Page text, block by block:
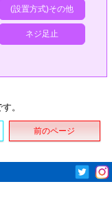
(設置方式)その他
ネジ足止
。
前のページ